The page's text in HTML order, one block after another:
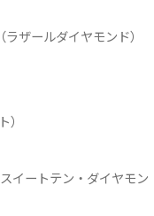
ザールダイヤモンド）
）
イートテン・ダイヤモン